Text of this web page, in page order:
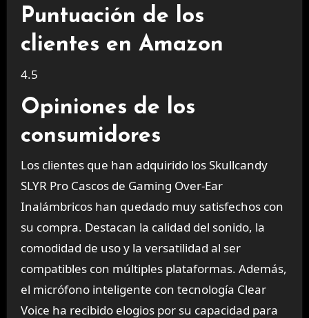
Puntuación de los
clientes en Amazon
4.5
Opiniones de los
consumidores
Los clientes que han adquirido los Skullcandy
SLYR Pro Cascos de Gaming Over-Ear
Inalámbricos han quedado muy satisfechos con
su compra. Destacan la calidad del sonido, la
comodidad de uso y la versatilidad al ser
compatibles con múltiples plataformas. Además,
el micrófono inteligente con tecnología Clear
Voice ha recibido elogios por su capacidad para